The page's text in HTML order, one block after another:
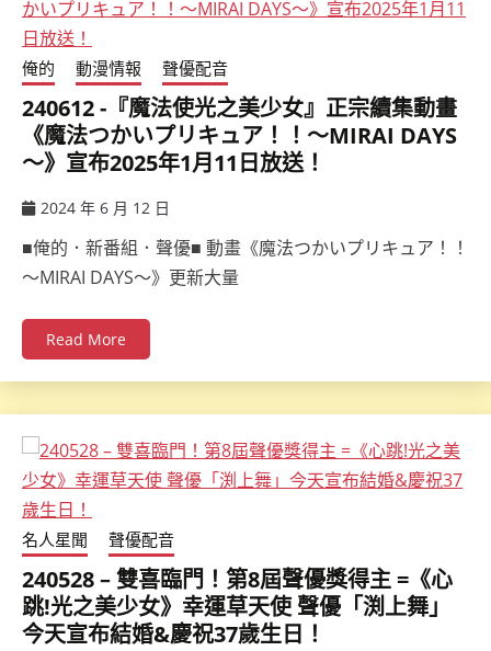
俺的 動漫情報 聲優配音
240612 -『魔法使光之美少女』正宗續集動畫
《魔法つかいプリキュア！！～MIRAI DAYS
～》宣布2025年1月11日放送！
2024 年 6 月 12 日
■俺的．新番組．聲優■ 動畫《魔法つかいプリキュア！！
～MIRAI DAYS～》更新大量
Read More
名人星聞 聲優配音
240528 – 雙喜臨門！第8屆聲優獎得主 =《心
跳!光之美少女》幸運草天使 聲優「渕上舞」
今天宣布結婚&慶祝37歲生日！